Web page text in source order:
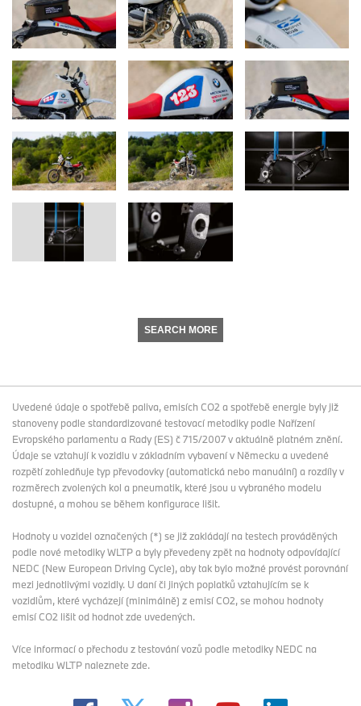
SEARCH MORE
Uvedené údaje o spotřebě paliva, emisích CO2 a spotřebě energie byly již
stanoveny podle standardizované testovací metodiky podle Nařízení
Evropského parlamentu a Rady (ES) č 715/2007 v aktuálně platném znění.
Údaje se vztahují k vozidlu v základním vybavení v Německu a uvedené
rozpětí zohledňuje typ převodovky (automatická nebo manuální) a rozdíly v
rozměrech zvolených kol a pneumatik, které jsou u vybraného modelu
dostupné, a mohou se během konfigurace lišit.
Hodnoty u vozidel označených (*) se již zakládají na testech prováděných
podle nové metodiky WLTP a byly převedeny zpět na hodnoty odpovídající
NEDC (New European Driving Cycle), aby tak bylo možné provést porovnání
mezi jednotlivými vozidly. U daní či jiných poplatků vztahujícím se k
vozidlům, které vycházejí (minimálně) z emisí CO2, se mohou hodnoty
emisí CO2 lišit od hodnot zde uvedených.
Více informací o přechodu z testování vozů podle metodiky NEDC na
metodiku WLTP naleznete zde.